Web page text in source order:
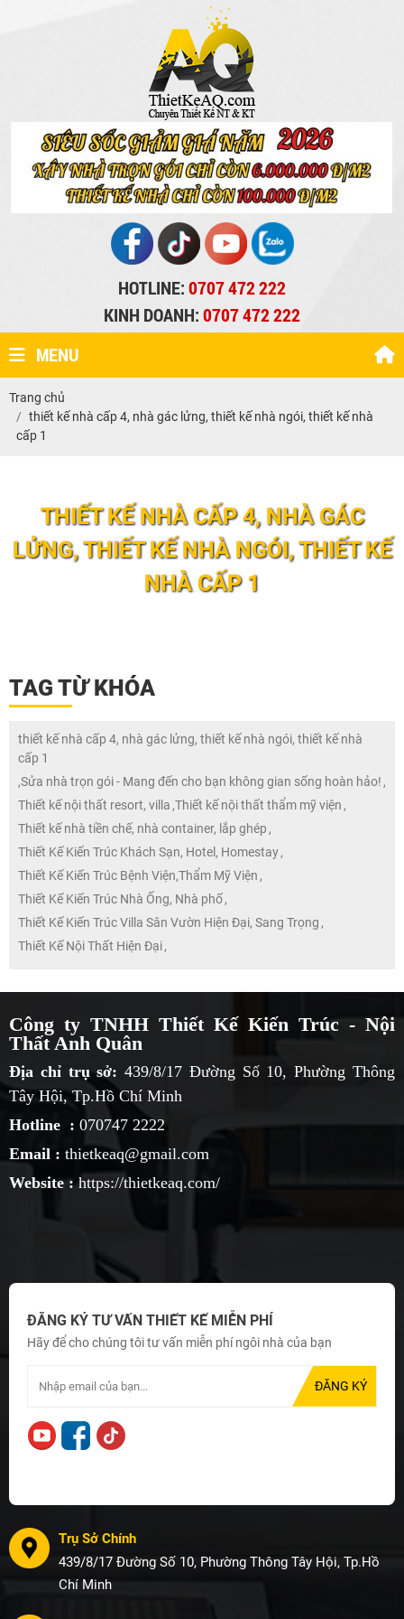
HOTLINE:0707 472 222
KINH DOANH:0707 472 222
MENU
Trang chủ
thiết kế nhà cấp 4, nhà gác lửng, thiết kế nhà ngói, thiết kế nhà
cấp 1
THIẾT KẾ NHÀ CẤP 4, NHÀ GÁC
LỬNG, THIẾT KẾ NHÀ NGÓI, THIẾT KẾ
NHÀ CẤP 1
TAG TỪ KHÓA
thiết kế nhà cấp 4, nhà gác lửng, thiết kế nhà ngói, thiết kế nhà
cấp 1
,Sửa nhà trọn gói - Mang đến cho bạn không gian sống hoàn hảo! ,
Thiết kế nội thất resort, villa ,Thiết kế nội thất thẩm mỹ viện ,
Thiết kế nhà tiền chế, nhà container, lắp ghép ,
Thiết Kế Kiến Trúc Khách Sạn, Hotel, Homestay,
Thiết Kế Kiến Trúc Bệnh Viện,Thẩm Mỹ Viện ,
Thiết Kế Kiến Trúc Nhà Ống, Nhà phố,
Thiết Kế Kiến Trúc Villa Sân Vườn Hiện Đại, Sang Trọng ,
Thiết Kế Nội Thất Hiện Đại,
Công ty TNHH Thiết Kế Kiến Trúc - Nội
Thất Anh Quân
Địa chỉ trụ sở: 439/8/17 Đường Số 10, Phường Thông
Tây Hội, Tp.Hồ Chí Minh
Hotline : 070747 2222
Email : thietkeaq@gmail.com
Website : https://thietkeaq.com/
ĐĂNG KÝ TƯ VẤN THIẾT KẾ MIỄN PHÍ
Hãy để cho chúng tôi tư vấn miễn phí ngôi nhà của bạn
Trụ Sở Chính
439/8/17 Đường Số 10, Phường Thông Tây Hội, Tp.Hồ
Chí Minh